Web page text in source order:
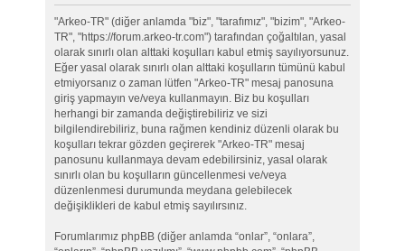
"Arkeo-TR" (diğer anlamda "biz", "tarafımız", "bizim", "Arkeo-
TR", "https://forum.arkeo-tr.com") tarafından çoğaltılan, yasal
olarak sınırlı olan alttaki koşulları kabul etmiş sayılıyorsunuz.
Eğer yasal olarak sınırlı olan alttaki koşulların tümünü kabul
etmiyorsanız o zaman lütfen "Arkeo-TR" mesaj panosuna
giriş yapmayın ve/veya kullanmayın. Biz bu koşulları
herhangi bir zamanda değiştirebiliriz ve sizi
bilgilendirebiliriz, buna rağmen kendiniz düzenli olarak bu
koşulları tekrar gözden geçirerek "Arkeo-TR" mesaj
panosunu kullanmaya devam edebilirsiniz, yasal olarak
sınırlı olan bu koşulların güncellenmesi ve/veya
düzenlenmesi durumunda meydana gelebilecek
değişiklikleri de kabul etmiş sayılırsınız.
Forumlarımız phpBB (diğer anlamda “onlar”, “onlara”,